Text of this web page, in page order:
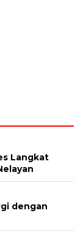
Langkat
dengan